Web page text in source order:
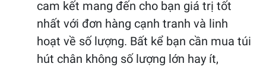
cam kết mang đến cho bạn giá trị tốt
nhất với đơn hàng cạnh tranh và linh
hoạt về số lượng. Bất kể bạn cần mua túi
hút chân không số lượng lớn hay ít,